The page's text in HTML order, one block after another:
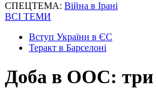
СПЕЦТЕМА: Війна в Ірані
ВСІ ТЕМИ
Вступ України в ЄС
Теракт в Барселоні
Доба в ООС: три